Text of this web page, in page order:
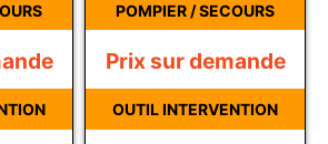
POMPIER / SECOURS
Prix sur demande
OUTIL INTERVENTION